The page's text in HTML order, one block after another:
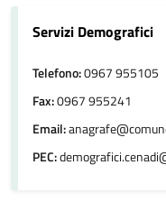
Servizi Demografici
Telefono:0967 955105
Fax:0967 955241
Email:
PEC: